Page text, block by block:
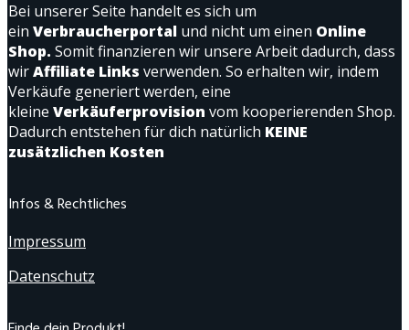
Bei unserer Seite handelt es sich um
ein Verbraucherportal und nicht um einen Online
Shop. Somit finanzieren wir unsere Arbeit dadurch, dass
wirAffiliate Links verwenden. So erhalten wir, indem
Verkäufe generiert werden, eine
kleine Verkäuferprovision vom kooperierenden Shop.
Dadurch entstehen für dich natürlich KEINE
zusätzlichen Kosten
Infos & Rechtliches
Impressum
Datenschutz